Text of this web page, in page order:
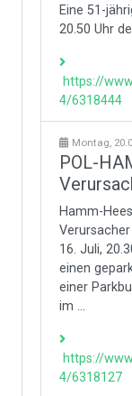
Eine 51-
20.50 Uhr
https://
4/6318444
Montag,
POL-
Hamm-
16. Juli,
einen
einer
im ...
https://
4/6318127